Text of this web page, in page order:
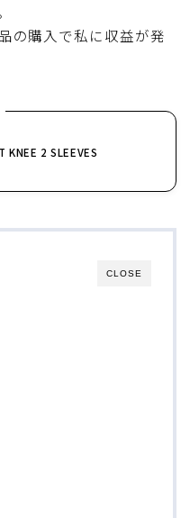
の購入で私に収益が発
KNEE 2 SLEEVES
CLOSE